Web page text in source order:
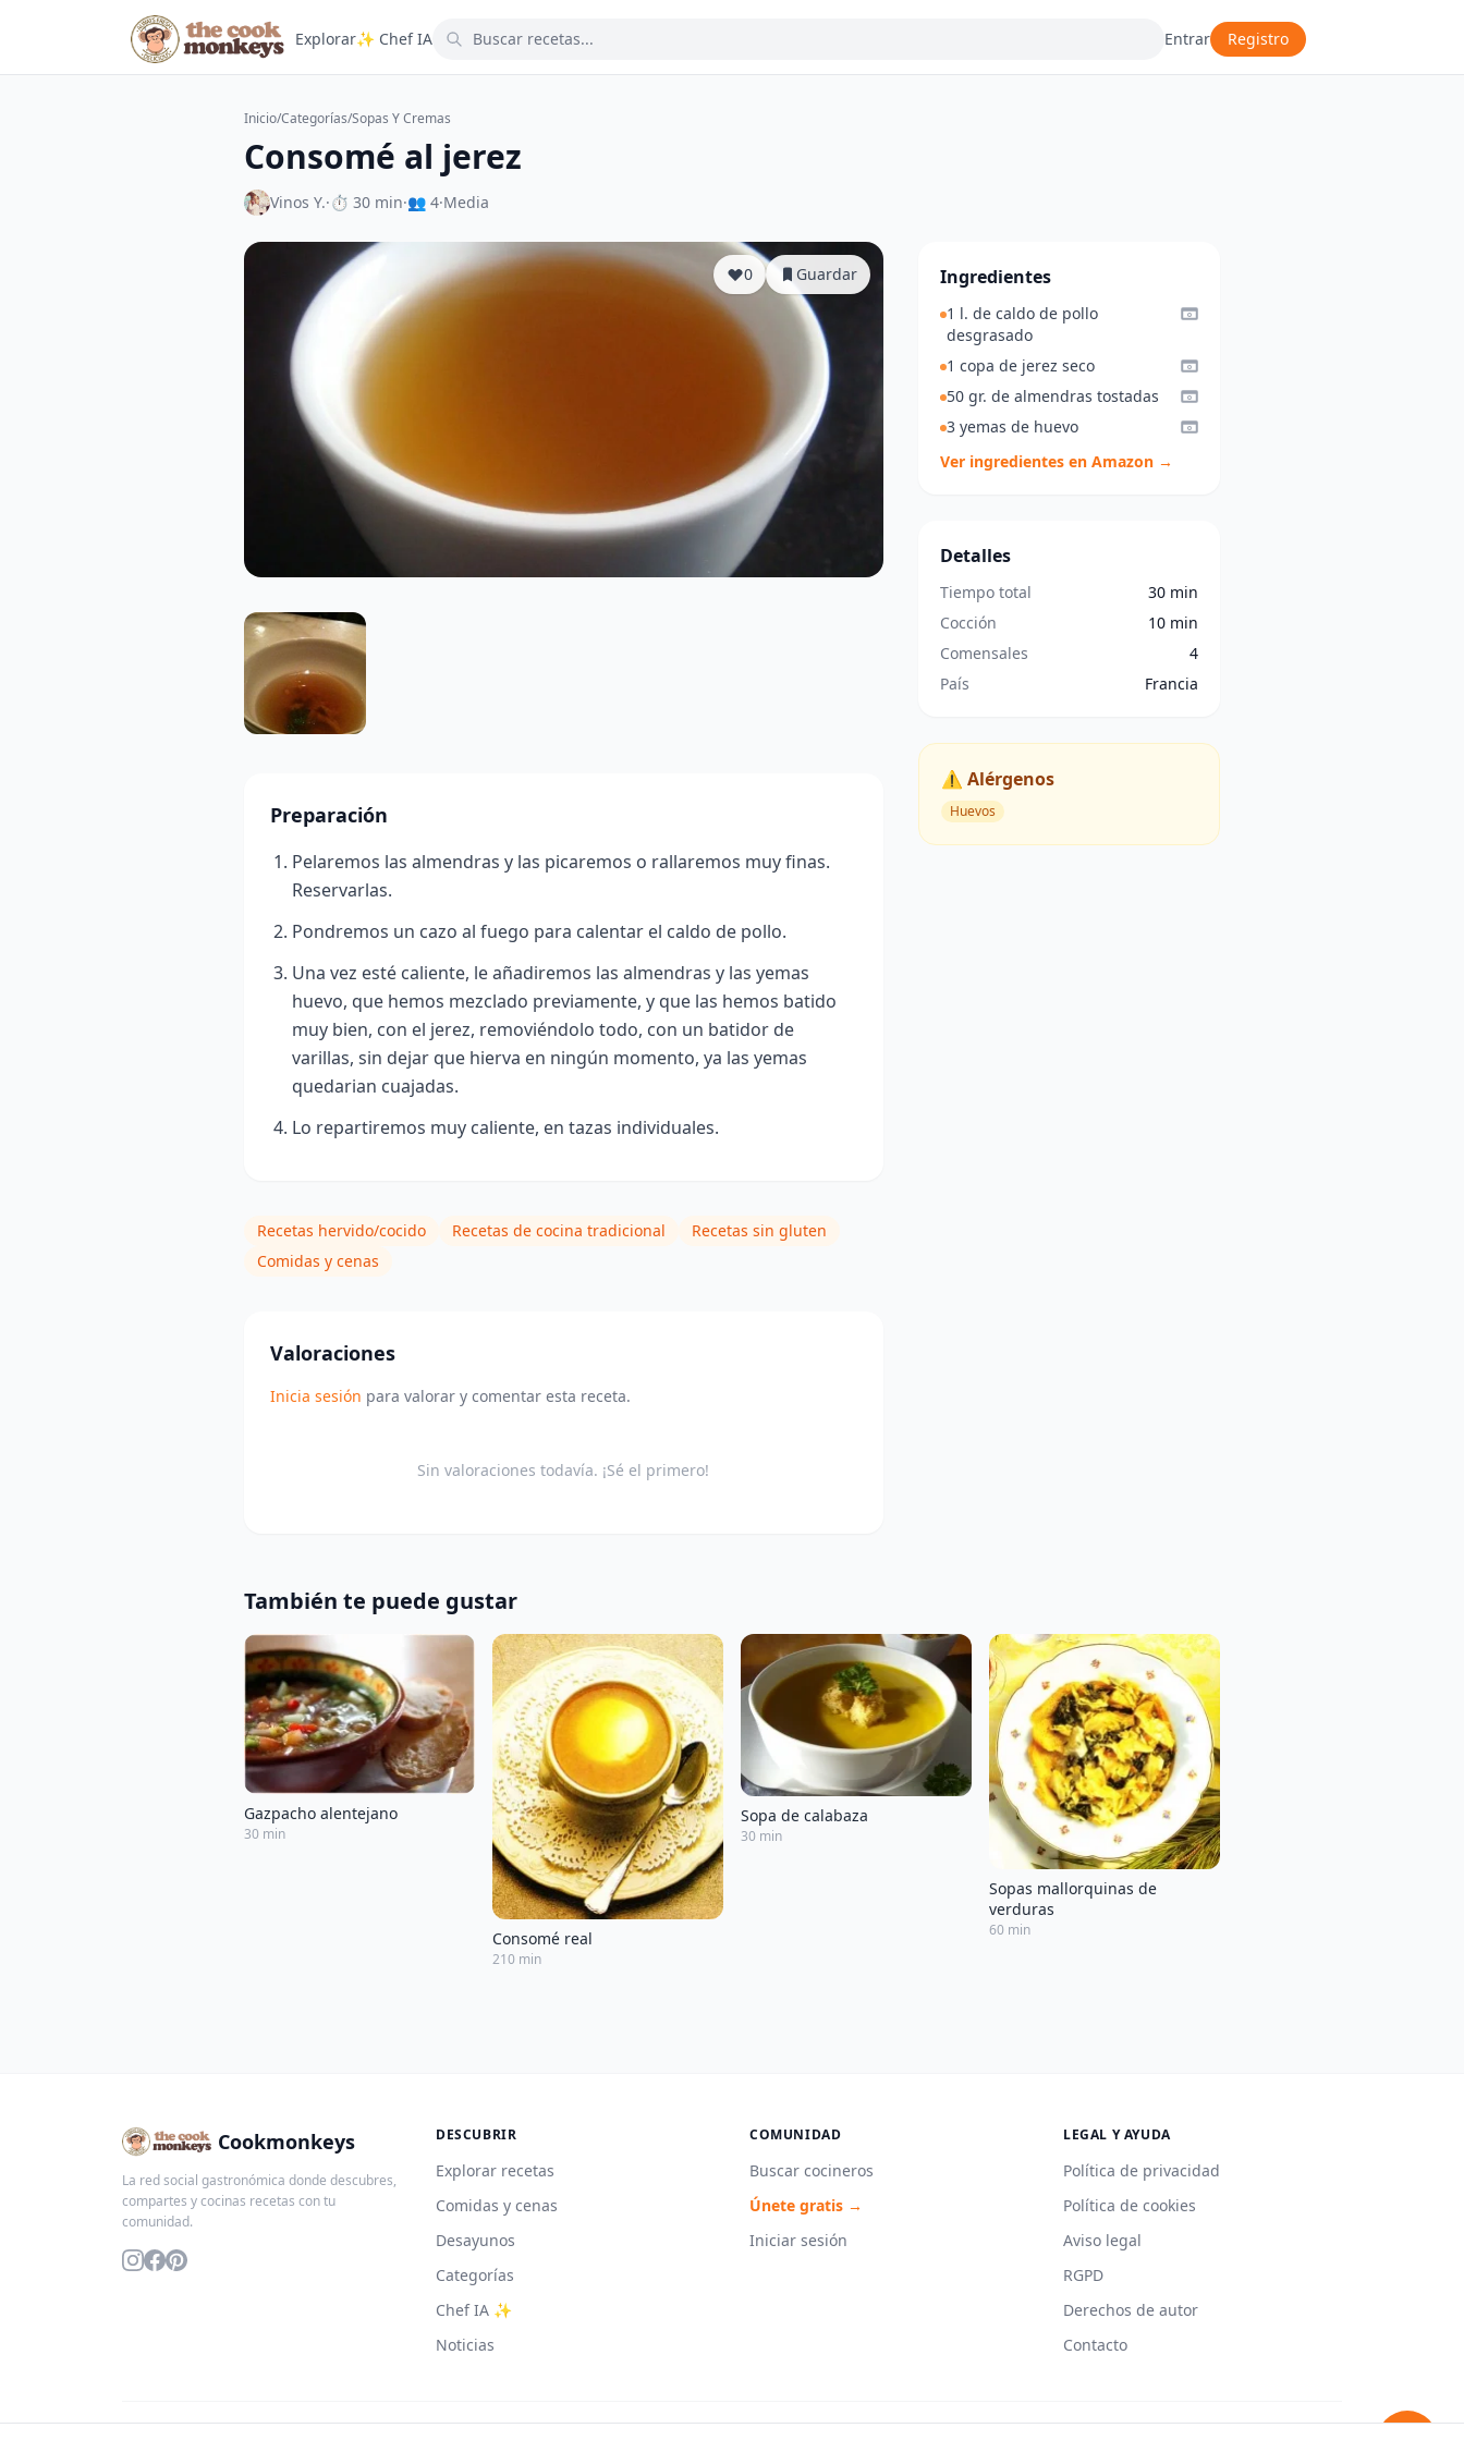
Explorar✨ Chef IA Entrar Registro
Inicio/Categorías/Sopas Y Cremas
Consomé al jerez
Vinos Y.·⏱ 30 min·👥 4·Media
0 Guardar
Preparación
Pelaremos las almendras y las picaremos o rallaremos muy finas.
Reservarlas.
Pondremos un cazo al fuego para calentar el caldo de pollo.
Una vez esté caliente, le añadiremos las almendras y las yemas
huevo, que hemos mezclado previamente, y que las hemos batido
muy bien, con el jerez, removiéndolo todo, con un batidor de
varillas, sin dejar que hierva en ningún momento, ya las yemas
quedarian cuajadas.
Lo repartiremos muy caliente, en tazas individuales.
Recetas hervido/cocido Recetas de cocina tradicional
Recetas sin gluten
Comidas y cenas
Valoraciones
Inicia sesión para valorar y comentar esta receta.
Sin valoraciones todavía. ¡Sé el primero!
Ingredientes
1 l. de caldo de pollo
desgrasado
1 copa de jerez seco
50 gr. de almendras tostadas
3 yemas de huevo
Ver ingredientes en Amazon →
Detalles
Tiempo total
30 min
Cocción
10 min
Comensales
4
País
Francia
⚠️ Alérgenos
Huevos
También te puede gustar
Gazpacho alentejano
30 min
Consomé real
210 min
Sopa de calabaza
30 min
Sopas mallorquinas de
verduras
60 min
Cookmonkeys
La red social gastronómica donde descubres,
compartes y cocinas recetas con tu
comunidad.
DESCUBRIR
Explorar recetas
Comidas y cenas
Desayunos
Categorías
Chef IA ✨
Noticias
COMUNIDAD
Buscar cocineros
Únete gratis →
Iniciar sesión
LEGAL Y AYUDA
Política de privacidad
Política de cookies
Aviso legal
RGPD
Derechos de autor
Contacto